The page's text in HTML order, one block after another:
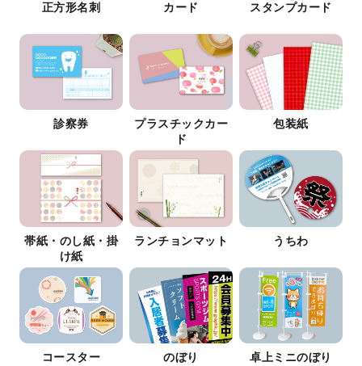
正方形名刺 カード スタンプカード
診察券
プラスチックカー
ド
包装紙
帯紙・のし紙・掛
け紙
ランチョンマット うちわ
コースター のぼり 卓上ミニのぼり